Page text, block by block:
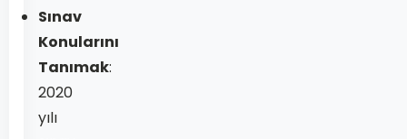
Sınav
Konularını
Tanımak:
2020
yılı